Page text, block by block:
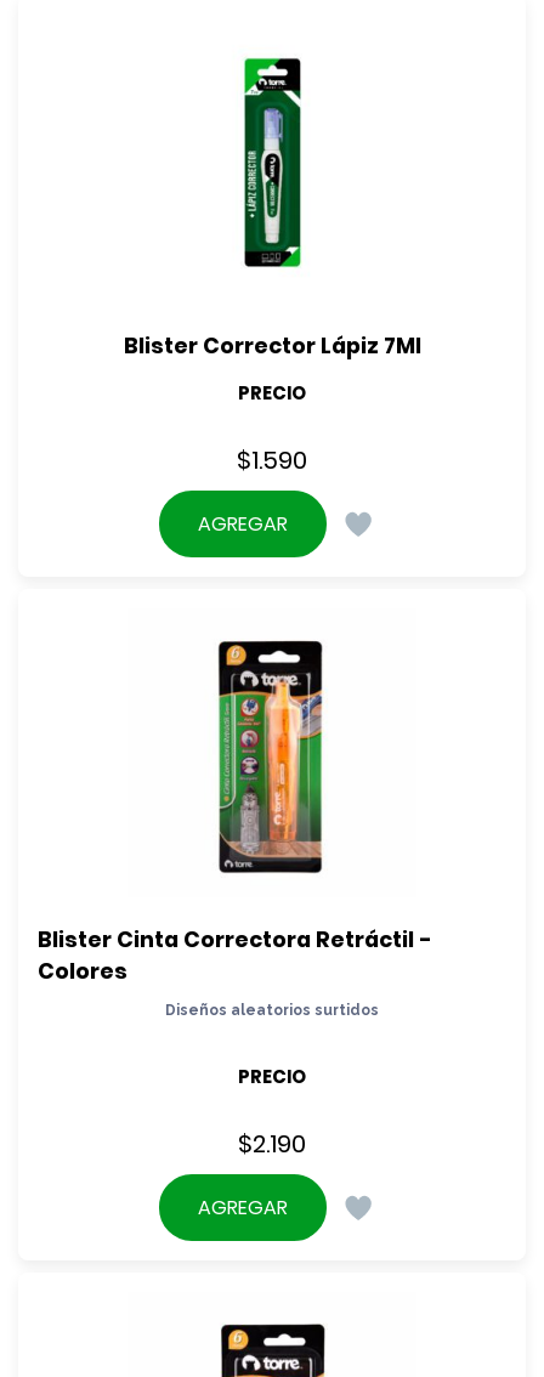
Blister Corrector Lápiz 7Ml
PRECIO
$1.590
AGREGAR
Blister Cinta Correctora Retráctil -
Colores
Diseños aleatorios surtidos
PRECIO
$2.190
AGREGAR